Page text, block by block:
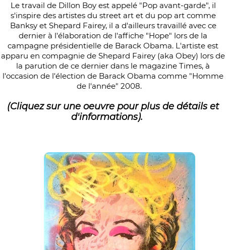
Le travail de Dillon Boy est appelé "Pop avant-garde", il
s'inspire des artistes du street art et du pop art comme
Banksy et Shepard Fairey, il a d'ailleurs travaillé avec ce
dernier à l'élaboration de l'affiche "Hope" lors de la
campagne présidentielle de Barack Obama. L'artiste est
apparu en compagnie de Shepard Fairey (aka Obey) lors de
la parution de ce dernier dans le magazine Times, à
l'occasion de l'élection de Barack Obama comme "Homme
de l'année" 2008.
(Cliquez sur une oeuvre pour plus de détails et
d'informations).